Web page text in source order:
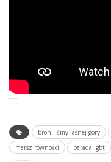
```
broniliśmy jasnej góry
marsz równości
parada lgbt